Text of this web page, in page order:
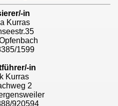
in
Kurras
1599
in
Kurras
2
920594